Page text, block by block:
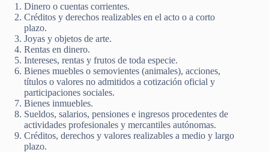
Dinero o cuentas corrientes.
Créditos y derechos realizables en el acto o a corto
plazo.
Joyas y objetos de arte.
Rentas en dinero.
Intereses, rentas y frutos de toda especie.
Bienes muebles o semovientes (animales), acciones,
títulos o valores no admitidos a cotización oficial y
participaciones sociales.
Bienes inmuebles.
Sueldos, salarios, pensiones e ingresos procedentes de
actividades profesionales y mercantiles autónomas.
Créditos, derechos y valores realizables a medio y largo
plazo.